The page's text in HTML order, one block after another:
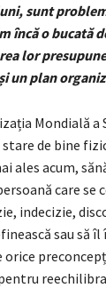
sunt
încă o bucată
lor
un plan
Mondială a
de bine
ales acum,
care se
indecizie,
sau să